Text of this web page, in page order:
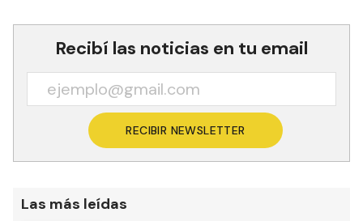
Recibí las noticias en tu email
RECIBIR NEWSLETTER
Las más leídas